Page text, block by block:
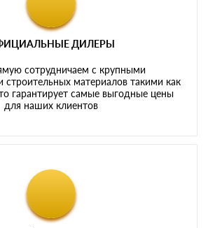
ДИЛЕРЫ
сотрудничаем с крупными
строительных материалов такими как
гарантирует самые выгодные цены
для наших клиентов